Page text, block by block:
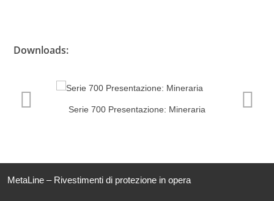
Downloads:
Serie 700 Presentazione: Mineraria
MetaLine – Rivestimenti di protezione in opera